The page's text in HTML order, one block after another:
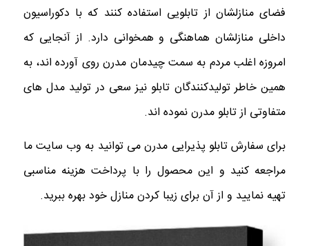
فضای منازلشان از تابلویی استفاده کنند که با دکوراسیون
داخلی منازلشان هماهنگی و همخوانی دارد. از آنجایی که
امروزه اغلب مردم به سمت چیدمان مدرن روی آورده اند، به
همین خاطر تولیدکنندگان تابلو نیز سعی در تولید مدل‌ های
متفاوتی از تابلو مدرن نموده اند.
برای سفارش تابلو پذیرایی مدرن می توانید به وب سایت ما
مراجعه کنید و این محصول را با پرداخت هزینه مناسبی
تهیه نمایید و از آن برای زیبا کردن منازل خود بهره ببرید.